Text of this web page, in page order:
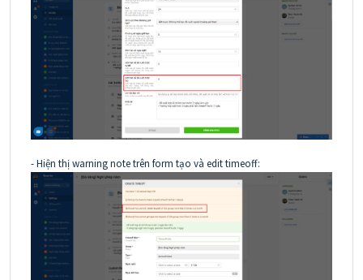
- Hiện thị warning note trên form tạo và edit timeoff: